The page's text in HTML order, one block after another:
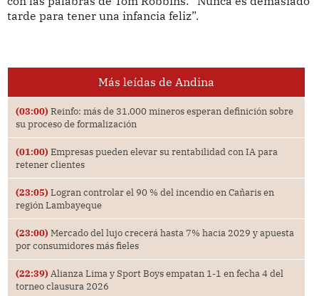
tarde para tener una infancia feliz”.
Más leídas de Andina
(03:00) Reinfo: más de 31,000 mineros esperan definición sobre
su proceso de formalización
(01:00) Empresas pueden elevar su rentabilidad con IA para
retener clientes
(23:05) Logran controlar el 90 % del incendio en Cañaris en
región Lambayeque
(23:00) Mercado del lujo crecerá hasta 7% hacia 2029 y apuesta
por consumidores más fieles
(22:39) Alianza Lima y Sport Boys empatan 1-1 en fecha 4 del
torneo clausura 2026